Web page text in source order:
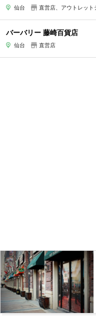
仙台 直営店、アウトレット
バーバリー 藤崎百貨店
仙台 直営店